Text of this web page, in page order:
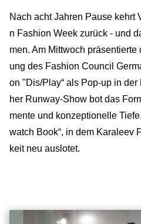
Nach acht Jahren Pause kehrt
n Fashion Week zurück - und
men. Am Mittwoch
ung des Fashion Council
on "Dis/Play“ als Pop-up in
her Runway-Show bot das
mente und konzeptionelle
watch Book“, in dem Karaleev
keit neu auslotet.